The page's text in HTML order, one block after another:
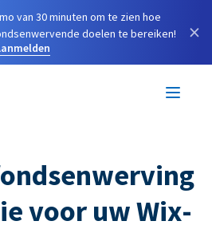
van 30 minuten om te zien hoe
doelen te bereiken!
×
voor uw Wix-